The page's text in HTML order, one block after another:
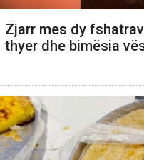
Zjarr mes dy
thyer dhe bimësia